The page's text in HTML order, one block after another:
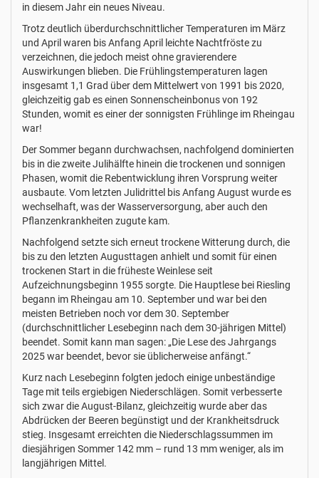
in diesem Jahr ein neues Niveau.
Trotz deutlich überdurchschnittlicher Temperaturen im März
und April waren bis Anfang April leichte Nachtfröste zu
verzeichnen, die jedoch meist ohne gravierendere
Auswirkungen blieben. Die Frühlingstemperaturen lagen
insgesamt 1,1 Grad über dem Mittelwert von 1991 bis 2020,
gleichzeitig gab es einen Sonnenscheinbonus von 192
Stunden, womit es einer der sonnigsten Frühlinge im Rheingau
war!
Der Sommer begann durchwachsen, nachfolgend dominierten
bis in die zweite Julihälfte hinein die trockenen und sonnigen
Phasen, womit die Rebentwicklung ihren Vorsprung weiter
ausbaute. Vom letzten Julidrittel bis Anfang August wurde es
wechselhaft, was der Wasserversorgung, aber auch den
Pflanzenkrankheiten zugute kam.
Nachfolgend setzte sich erneut trockene Witterung durch, die
bis zu den letzten Augusttagen anhielt und somit für einen
trockenen Start in die früheste Weinlese seit
Aufzeichnungsbeginn 1955 sorgte. Die Hauptlese bei Riesling
begann im Rheingau am 10. September und war bei den
meisten Betrieben noch vor dem 30. September
(durchschnittlicher Lesebeginn nach dem 30-jährigen Mittel)
beendet. Somit kann man sagen: „Die Lese des Jahrgangs
2025 war beendet, bevor sie üblicherweise anfängt.“
Kurz nach Lesebeginn folgten jedoch einige unbeständige
Tage mit teils ergiebigen Niederschlägen. Somit verbesserte
sich zwar die August-Bilanz, gleichzeitig wurde aber das
Abdrücken der Beeren begünstigt und der Krankheitsdruck
stieg. Insgesamt erreichten die Niederschlagssummen im
diesjährigen Sommer 142 mm – rund 13 mm weniger, als im
langjährigen Mittel.